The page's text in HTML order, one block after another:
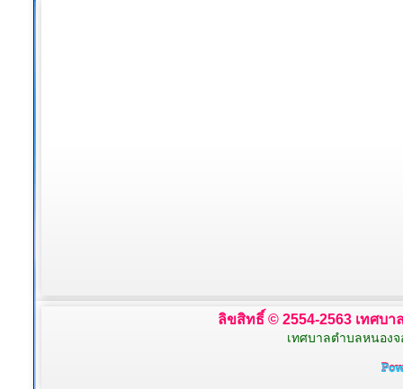
ลิขสิทธิ์ © 2554-2563 เทศบ
เทศบาลตำบลหนองจ